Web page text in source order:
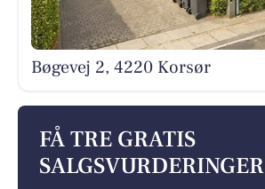
Bøgevej 2, 4220 Korsør
FÅ TRE GRATIS
SALGSVURDERINGER